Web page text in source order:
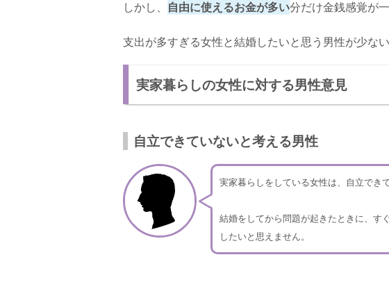
しかし、 自由に使えるお金が多い分だけ金銭感覚が
支出が多すぎる女性と結婚したいと思う男性が少な
実家暮らしの女性に対する男性意見
自立できていないと考える男性
実家暮らしをしている女性は、自立でき
結婚をしてから問題が起きたときに、す
したいと思えません。